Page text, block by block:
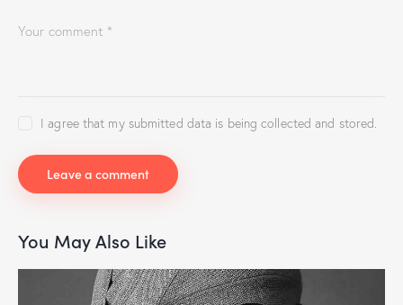
I agree that my submitted data is being collected and stored.
You May Also Like